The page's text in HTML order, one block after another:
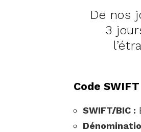
De nos
3
Code
SWIFT/BIC :